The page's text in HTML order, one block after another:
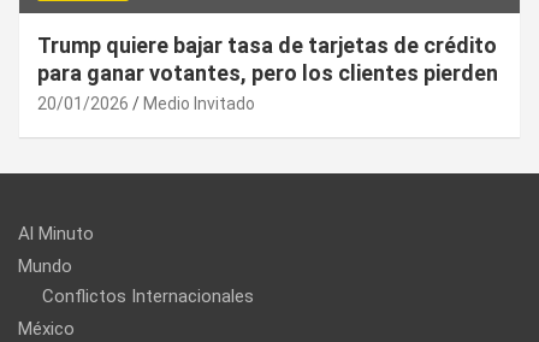
Trump quiere bajar tasa de tarjetas de crédito
para ganar votantes, pero los clientes pierden
20/01/2026 Medio Invitado
Al Minuto
Mundo
Conflictos Internacionales
México